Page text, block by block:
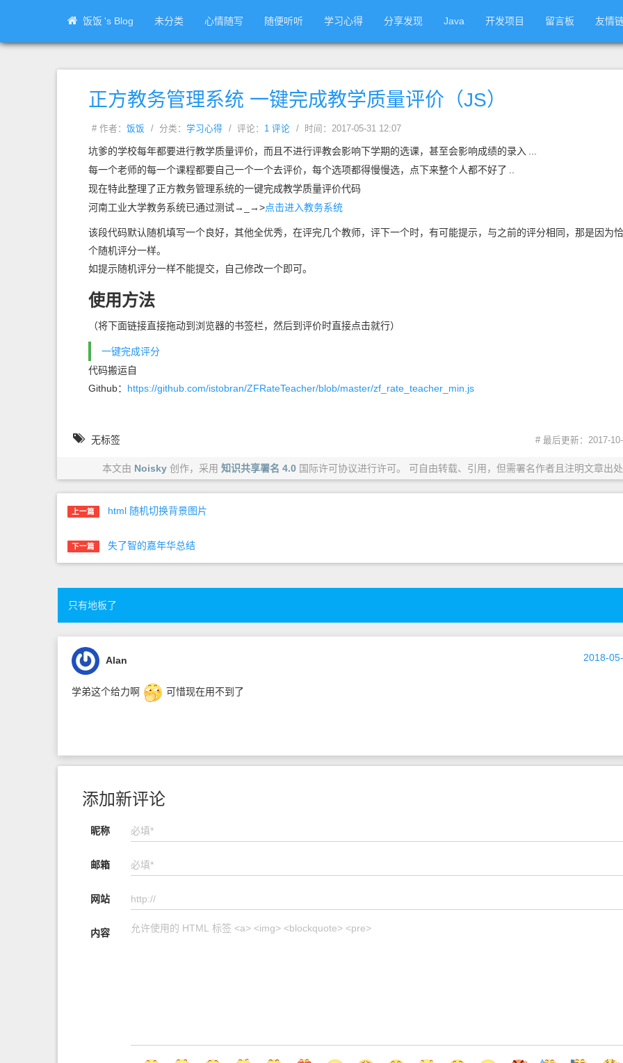
饭饭 's Blog 未分类 心情随写 随便听听 学习心得 分享发现 Java 开发项目 留言板 友情
正方教务管理系统 一键完成教学质量评价（JS）
# 作者： 饭饭 / 分类： 学习心得 / 评论： 1 评论 / 时间：2017-05-31 12:07
坑爹的学校每年都要进行教学质量评价，而且不进行评教会影响下学期的选课，甚至会影响成绩的录入
每一个老师的每一个课程都要自己一个一个去评价，每个选项都得慢慢选，点下来整个人都不好了
现在特此整理了正方教务管理系统的一键完成教学质量评价代码
河南工业大学教务系统已通过测试→_→>点击进入教务系统
该段代码默认随机填写一个良好，其他全优秀，在评完几个教师，评下一个时，有可能提示，与之前的评分相同，那是因为
个随机评分一样。
如提示随机评分一样不能提交，自己修改一个即可。
使用方法
（将下面链接直接拖动到浏览器的书签栏，然后到评价时直接点击就行）
一键完成评分
代码搬运自
Github： https://github.com/istobran/ZFRateTeacher/blob/master/zf_rate_teacher_min.js
无标签 # 最后更新：2017-
本文由 Noisky创作，采用 知识共享署名 4.0国际许可协议进行许可。 可自由转载、引用，但需署名作者且注明文章出
上一篇 html 随机切换背景图片
下一篇 失了智的嘉年华总结
只有地板了
Alan 2018-
学弟这个给力啊 可惜现在用不到了
添加新评论
昵称
邮箱
网站
内容